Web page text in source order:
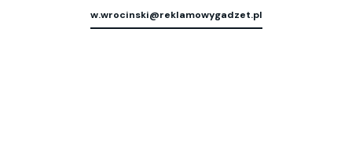
w.wrocinski@reklamowygadzet.pl